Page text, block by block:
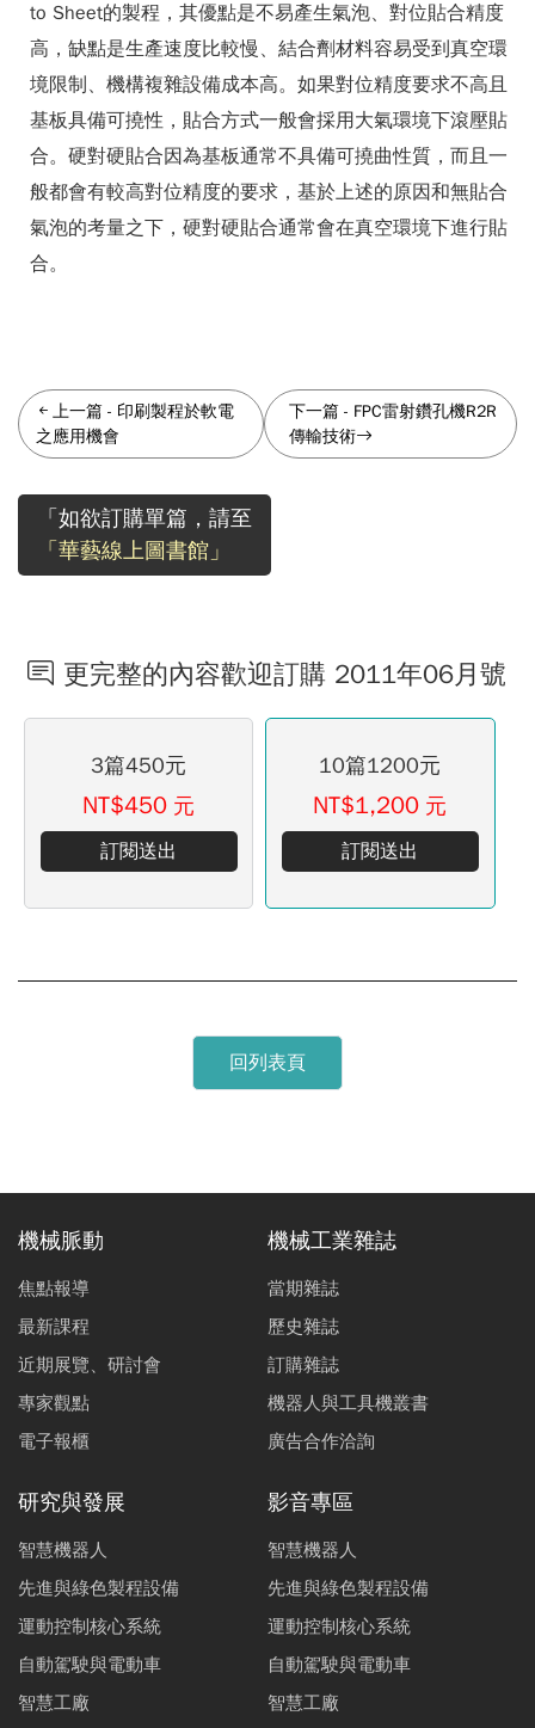
to Sheet的製程，其優點是不易產生氣泡、對位貼合精度
高，缺點是生產速度比較慢、結合劑材料容易受到真空環
境限制、機構複雜設備成本高。如果對位精度要求不高且
基板具備可撓性，貼合方式一般會採用大氣環境下滾壓貼
合。硬對硬貼合因為基板通常不具備可撓曲性質，而且一
般都會有較高對位精度的要求，基於上述的原因和無貼合
氣泡的考量之下，硬對硬貼合通常會在真空環境下進行貼
合。
上一篇 - 印刷製程於軟電
之應用機會
下一篇 - FPC雷射鑽孔機R2R
傳輸技術
「如欲訂購單篇，請至
「華藝線上圖書館」
更完整的內容歡迎訂購 2011年06月號
3篇450元
NT$450 元
訂閱送出
10篇1200元
NT$1,200 元
訂閱送出
回列表頁
機械脈動
焦點報導
最新課程
近期展覽、研討會
專家觀點
電子報櫃
機械工業雜誌
當期雜誌
歷史雜誌
訂購雜誌
機器人與工具機叢書
廣告合作洽詢
研究與發展
智慧機器人
先進與綠色製程設備
運動控制核心系統
自動駕駛與電動車
智慧工廠
影音專區
智慧機器人
先進與綠色製程設備
運動控制核心系統
自動駕駛與電動車
智慧工廠